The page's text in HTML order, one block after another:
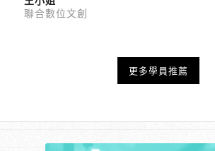
聯合數位文創
更多學員推薦